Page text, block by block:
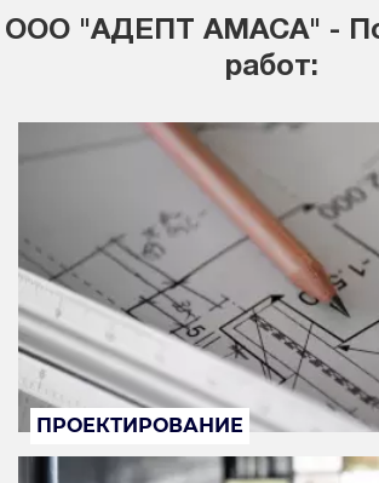
ООО "АДЕПТ АМАСА" -
работ:
ПРОЕКТИРОВАНИЕ